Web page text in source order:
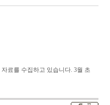
료를 수집하고 있습니다. 3월 초